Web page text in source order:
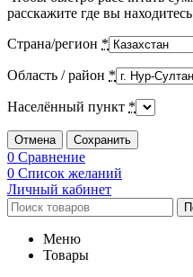
расскажите где вы
Страна/регион *
Область / район *
Населённый пункт *
Отмена Сохранить
0 Сравнение
0 Список желаний
Личный кабинет
Меню
Товары